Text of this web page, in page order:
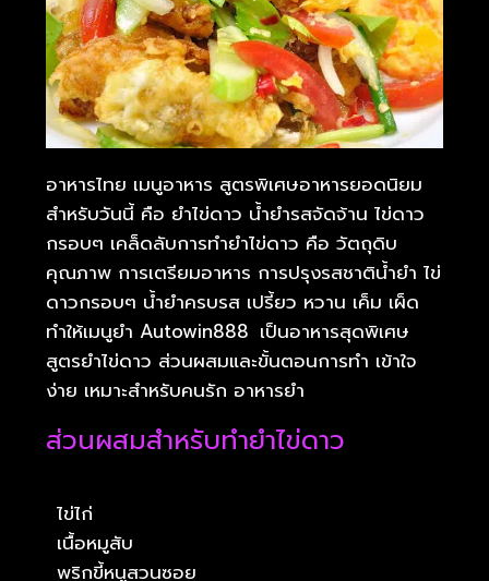
อาหารไทย เมนูอาหาร สูตรพิเศษอาหารยอดนิยม
สำหรับวันนี้ คือ ยำไข่ดาว น้ำยำรสจัดจ้าน ไข่ดาว
กรอบๆ เคล็ดลับการทำยำไข่ดาว คือ วัตถุดิบ
คุณภาพ การเตรียมอาหาร การปรุงรสชาติน้ำยำ ไข่
ดาวกรอบๆ น้ำยำครบรส เปรี้ยว หวาน เค็ม เผ็ด
ทำให้เมนูยำ Autowin888 เป็นอาหารสุดพิเศษ
สูตรยำไข่ดาว ส่วนผสมและขั้นตอนการทำ เข้าใจ
ง่าย เหมาะสำหรับคนรัก อาหารยำ
ส่วนผสมสำหรับทำยำไข่ดาว
ไข่ไก่
เนื้อหมูสับ
พริกขี้หนูสวนซอย